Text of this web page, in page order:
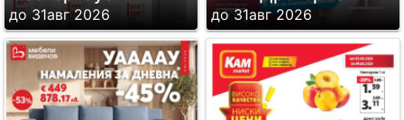
до 31авг 2026 до 31авг 2026